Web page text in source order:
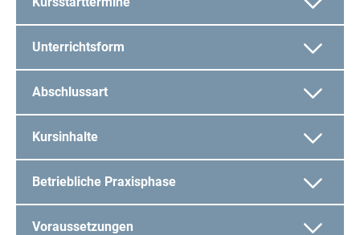
Unterrichtsform
Abschlussart
Kursinhalte
Betriebliche Praxisphase
Voraussetzungen